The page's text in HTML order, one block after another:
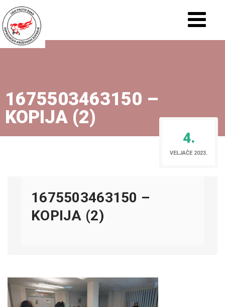
1675503463150 –
KOPIJA (2)
4.
VELJAČE 2023.
1675503463150 –
KOPIJA (2)